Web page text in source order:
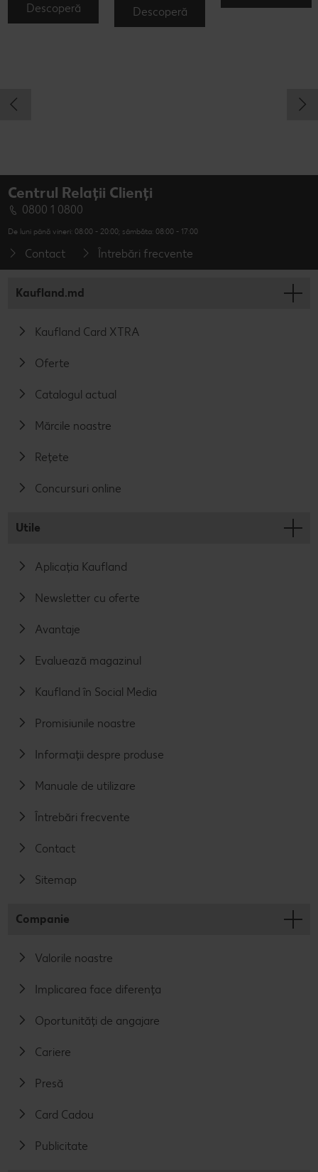
Descoperă Descoperă
Centrul Relații Clienți
0800 1 0800
De luni până vineri: 08:00 - 20:00; sâmbăta: 08:00 - 17:00
Contact Întrebări frecvente
Kaufland.md
Kaufland Card XTRA
Oferte
Catalogul actual
Mărcile noastre
Rețete
Concursuri online
Utile
Aplicația Kaufland
Newsletter cu oferte
Avantaje
Evaluează magazinul
Kaufland în Social Media
Promisiunile noastre
Informații despre produse
Manuale de utilizare
Întrebări frecvente
Contact
Sitemap
Companie
Valorile noastre
Implicarea face diferența
Oportunități de angajare
Cariere
Presă
Card Cadou
Publicitate